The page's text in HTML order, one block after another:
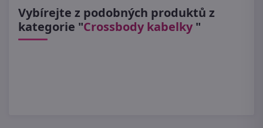
Vybírejte z podobných produktů z
kategorie "Crossbody kabelky "